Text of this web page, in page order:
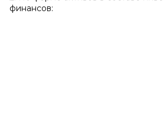
финансов: